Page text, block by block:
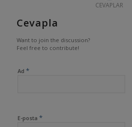
CEVAPLAR
Cevapla
Want to join the discussion?
Feel free to contribute!
Ad *
E-posta *